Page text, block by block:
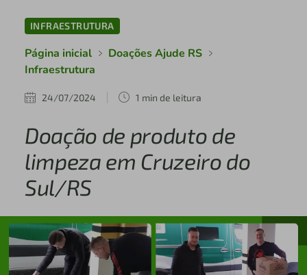
INFRAESTRUTURA
Página inicial
Doações Ajude RS
Infraestrutura
24/07/2024 1 min de leitura
Doação de produto de
limpeza em Cruzeiro do
Sul/RS